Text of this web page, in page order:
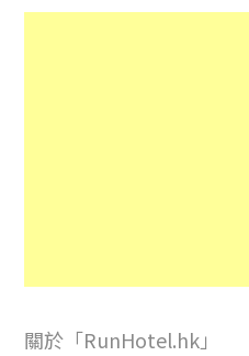
關於「RunHotel.hk」